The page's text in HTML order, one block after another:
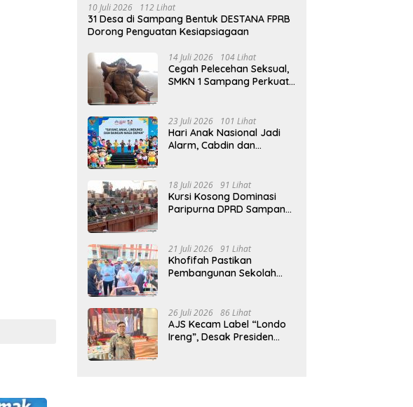
10 Juli 2026 112 Lihat
31 Desa di Sampang Bentuk DESTANA FPRB
Dorong Penguatan Kesiapsiagaan
14 Juli 2026 104 Lihat
Cegah Pelecehan Seksual,
SMKN 1 Sampang Perkuat
23 Juli 2026 101 Lihat
Hari Anak Nasional Jadi
Alarm, Cabdin dan
Kekerasan Seksual Anak
18 Juli 2026 91 Lihat
Kursi Kosong Dominasi
Paripurna DPRD Sampang,
21 Juli 2026 91 Lihat
Khofifah Pastikan
Pembangunan Sekolah
Indonesia Emas
26 Juli 2026 86 Lihat
AJS Kecam Label “Londo
Ireng”, Desak Presiden